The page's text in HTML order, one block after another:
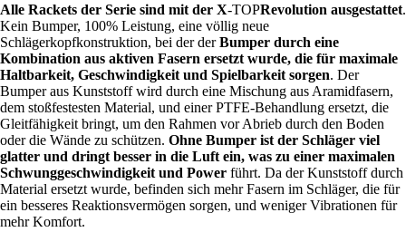
Alle Rackets der Serie sind mit der X-TOPRevolution ausgestattet.
Kein Bumper, 100% Leistung, eine völlig neue
Schlägerkopfkonstruktion, bei der derBumper durch eine
Kombination aus aktiven Fasern ersetzt wurde, die für maximale
Haltbarkeit, Geschwindigkeit und Spielbarkeit sorgen. Der
Bumper aus Kunststoff wird durch eine Mischung aus Aramidfasern,
dem stoßfestesten Material, und einer PTFE-Behandlung ersetzt, die
Gleitfähigkeit bringt, um den Rahmen vor Abrieb durch den Boden
oder die Wände zu schützen. Ohne Bumper ist der Schläger viel
glatter und dringt besser in die Luft ein, was zu einer maximalen
Schwunggeschwindigkeit und Power führt. Da der Kunststoff durch
Material ersetzt wurde, befinden sich mehr Fasern im Schläger, die für
ein besseres Reaktionsvermögen sorgen, und weniger Vibrationen für
mehr Komfort.